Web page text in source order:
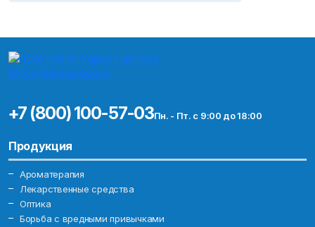
+7 (800) 100-57-03Пн. - Пт. с 9:00 до 18:00
Продукция
Ароматерапия
Лекарственные средства
Оптика
Борьба с вредными привычками